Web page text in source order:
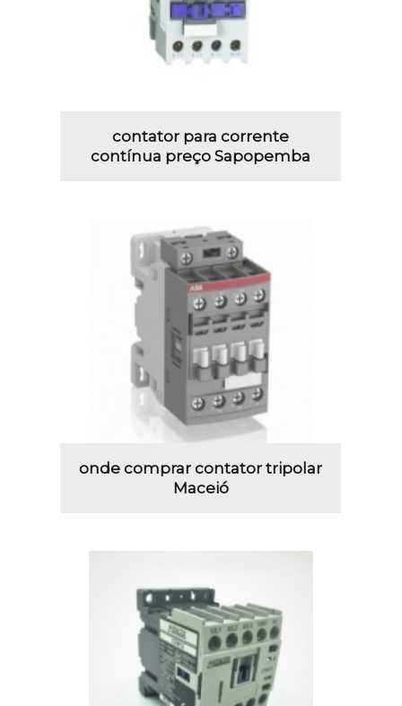
contator para corrente
contínua preço Sapopemba
onde comprar contator tripolar
Maceió